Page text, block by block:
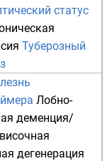
статус
Туберозный
Лобно-
деменция/
дегенерация